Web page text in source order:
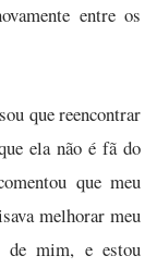
entre os
que reencontrar
ela não é fã do
que meu
melhorar meu
de mim, e estou